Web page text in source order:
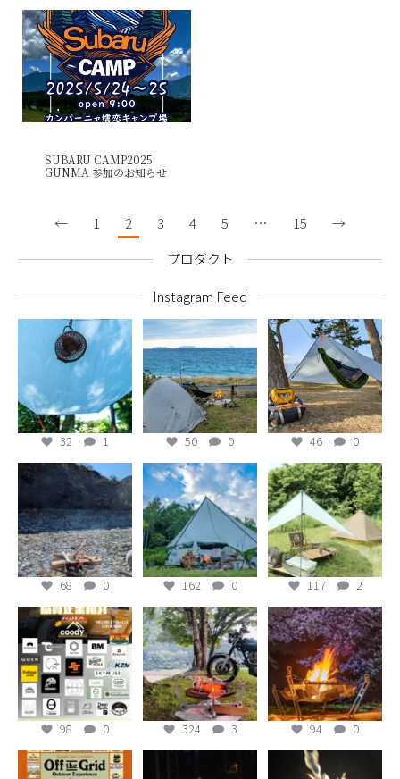
SUBARU CAMP2025
GUNMA 参加のお知らせ
← 1 2 3 4 5 … 15
→
プロダクト
Instagram Feed
木陰を渡る風を、もっ
と心地よく。
#monoral #焚き火台 #
ミニマルキャンプ
32 1
32 1
海で遊び、火を囲む。
シンプルだけど贅沢な
真夏のキャンプ。
#monoral...
50 0
50 0
ハンモック泊も気軽に
できる季節になってき
ました。...
46 0
46 0
夏がやってきました。
真夏の焚き火もいいも
のです。
虫よけにもなります。
...
68 0
68 0
青空と焚き火。青色と
橙色の癒し。
#monoral #焚き火台 #
ミニマルキャンプ...
162 0
162 0
余白のある場所へ。
スカイフィルムター
プ。
#monoral #焚き火台...
117 2
117 2
ムラキャンコネクト
Vol.2
に参加します！ぜひ遊
びに来てください〜
...
98 0
98 0
キャンプに良い季節に
なりました。
GWは遠出してキャンプ
する最高のタイミン
グ！
...
324
3
324
3
夜桜の下で、焚き火を
愛でる。
日本の自然の素晴らし
さを感じますね。
...
94 0
94 0
今年も地元町田で開催 冬キャンプの夜。焚き あけましておめでとう